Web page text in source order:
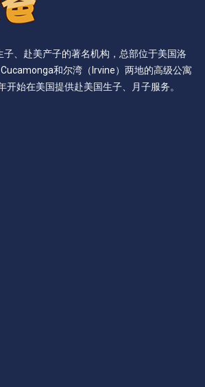
子、赴美产子的著名机构，总部位于美国洛
和尔湾（Irvine）两地的高级公寓
开始在美国提供赴美国生子、月子服务。